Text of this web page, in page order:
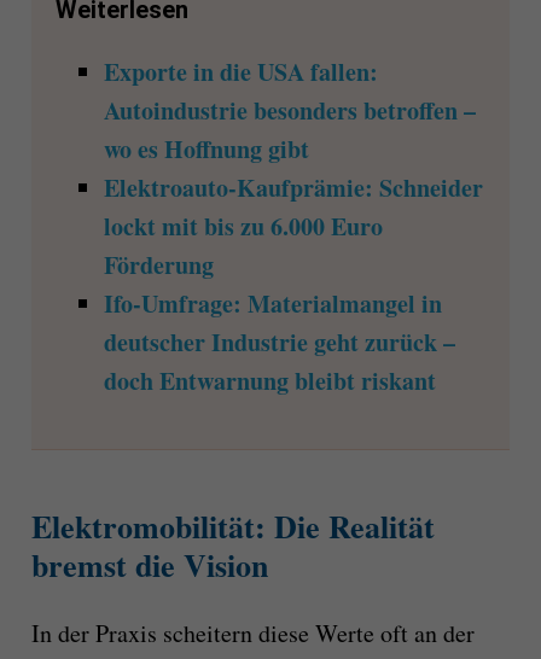
Weiterlesen
Exporte in die USA fallen:
Autoindustrie besonders betroffen –
wo es Hoffnung gibt
Elektroauto-Kaufprämie: Schneider
lockt mit bis zu 6.000 Euro
Förderung
Ifo-Umfrage: Materialmangel in
deutscher Industrie geht zurück –
doch Entwarnung bleibt riskant
Elektromobilität: Die Realität
bremst die Vision
In der Praxis scheitern diese Werte oft an der